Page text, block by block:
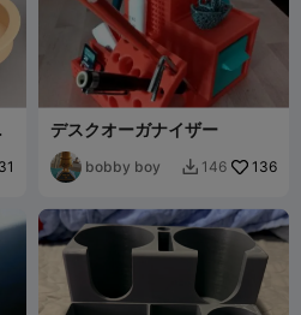
31
デスクオーガナイザー
bobby boy  146 136